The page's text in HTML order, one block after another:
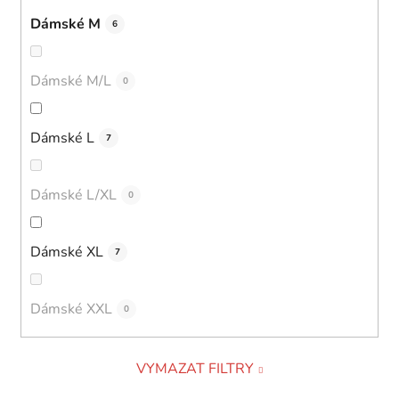
Dámské M 6
Dámské M/L 0
Dámské L 7
Dámské L/XL 0
Dámské XL 7
Dámské XXL 0
VYMAZAT FILTRY